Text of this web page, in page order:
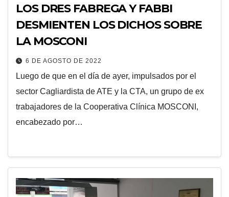
LOS DRES FABREGA Y FABBI
DESMIENTEN LOS DICHOS SOBRE
LA MOSCONI
6 DE AGOSTO DE 2022
Luego de que en el día de ayer, impulsados por el
sector Cagliardista de ATE y la CTA, un grupo de ex
trabajadores de la Cooperativa Clínica MOSCONI,
encabezado por…